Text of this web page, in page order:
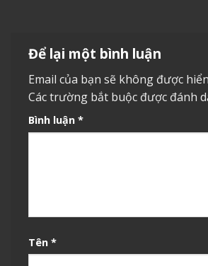
Để lại một bình luận
Email của bạn sẽ không được
Các trường bắt buộc được đánh
Bình luận *
Tên *